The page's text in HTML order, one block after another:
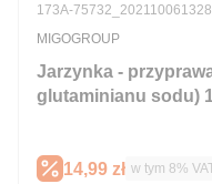
Kod produktu
173A-
Jarzynka -
PRODUCENT
MIGOGROUP
Cena
14,99 zł w tym %s VAT
w tym 8%